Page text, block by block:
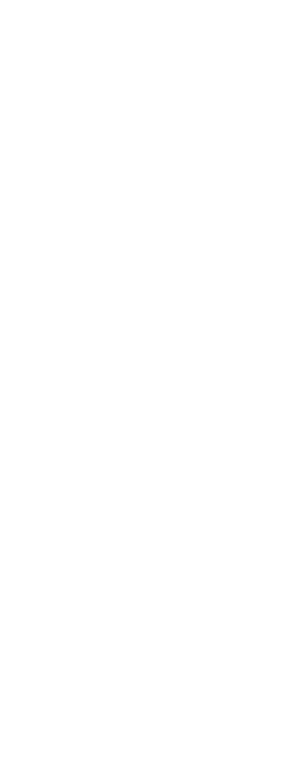
させていただ
承ください。
作成されるも
ご了承くださ
機器販売店・
うお願いしま
にご登録され
をご了承くだ
す。
す。
1000ppm以下、
下、フタル酸ジブチ
ない年数を意
貨物等」とい
可)を取得する
な手段を講じ
通知します。
取り引きをい
ロン制御